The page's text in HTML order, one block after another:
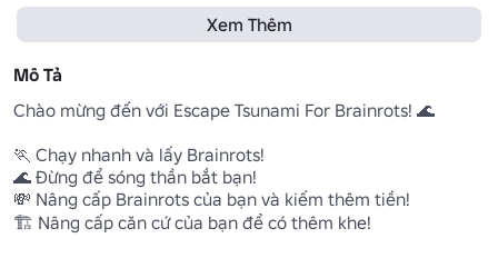
Xem Thêm
Mô Tả
Chào mừng đến với Escape Tsunami For Brainrots! 🌊
🏃 Chạy nhanh và lấy Brainrots!
🌊 Đừng để sóng thần bắt bạn!
💸 Nâng cấp Brainrots của bạn và kiếm thêm tiền!
🏗️ Nâng cấp căn cứ của bạn để có thêm khe!